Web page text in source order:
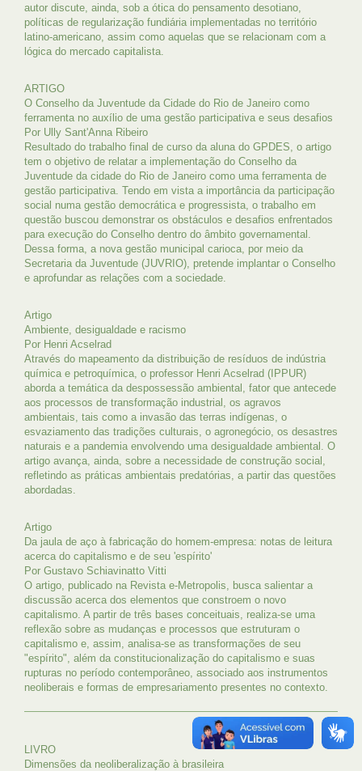
autor discute, ainda, sob a ótica do pensamento desotiano,
políticas de regularização fundiária implementadas no território
latino-americano, assim como aquelas que se relacionam com a
lógica do mercado capitalista.
ARTIGO
O Conselho da Juventude da Cidade do Rio de Janeiro como
ferramenta no auxílio de uma gestão participativa e seus desafios
Por Ully Sant'Anna Ribeiro
Resultado do trabalho final de curso da aluna do GPDES, o artigo
tem o objetivo de relatar a implementação do Conselho da
Juventude da cidade do Rio de Janeiro como uma ferramenta de
gestão participativa. Tendo em vista a importância da participação
social numa gestão democrática e progressista, o trabalho em
questão buscou demonstrar os obstáculos e desafios enfrentados
para execução do Conselho dentro do âmbito governamental.
Dessa forma, a nova gestão municipal carioca, por meio da
Secretaria da Juventude (JUVRIO), pretende implantar o Conselho
e aprofundar as relações com a sociedade.
Artigo
Ambiente, desigualdade e racismo
Por Henri Acselrad
Através do mapeamento da distribuição de resíduos de indústria
química e petroquímica, o professor Henri Acselrad (IPPUR)
aborda a temática da despossessão ambiental, fator que antecede
aos processos de transformação industrial, os agravos
ambientais, tais como a invasão das terras indígenas, o
esvaziamento das tradições culturais, o agronegócio, os desastres
naturais e a pandemia envolvendo uma desigualdade ambiental. O
artigo avança, ainda, sobre a necessidade de construção social,
refletindo as práticas ambientais predatórias, a partir das questões
abordadas.
Artigo
Da jaula de aço à fabricação do homem-empresa: notas de leitura
acerca do capitalismo e de seu 'espírito'
Por Gustavo Schiavinatto Vitti
O artigo, publicado na Revista e-Metropolis, busca salientar a
discussão acerca dos elementos que constroem o novo
capitalismo. A partir de três bases conceituais, realiza-se uma
reflexão sobre as mudanças e processos que estruturam o
capitalismo e, assim, analisa-se as transformações de seu
"espírito", além da constitucionalização do capitalismo e suas
rupturas no período contemporâneo, associado aos instrumentos
neoliberais e formas de empresariamento presentes no contexto.
LIVRO
Dimensões da neoliberalização à brasileira